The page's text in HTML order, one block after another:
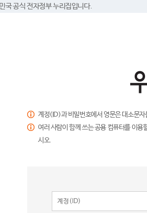
국 공식 전자정부 누리집입니다.
계정(ID)과 비밀번호에서 영문은 대소문
여러 사람이 함께 쓰는 공용 컴퓨터를 이
시오.